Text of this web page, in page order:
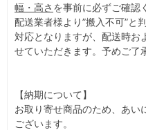
幅・高さ を事前に必ずご確認
配送業者様より”搬入不可”と
対応となりますが、配送時お
せていただきます。予めご了
【納期について】
お取り寄せ商品のため、あい
ございます。